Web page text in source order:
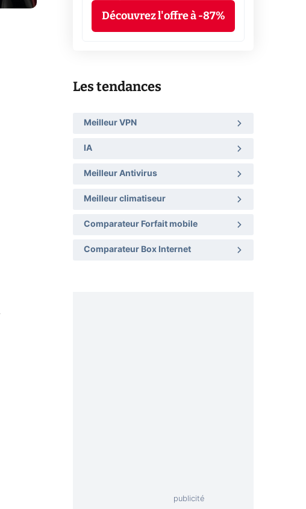
Découvrez l'offre à -87%
Les tendances
Meilleur VPN
IA
Meilleur Antivirus
Meilleur climatiseur
Comparateur Forfait mobile
Comparateur Box Internet